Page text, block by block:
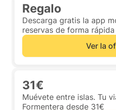
Regalo
Descarga gratis la app
reservas de forma
Ver la
31€
Muévete entre islas. Tu
Formentera desde 31€